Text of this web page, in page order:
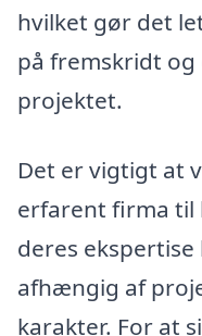
hvilket gør det
på fremskridt
projektet.
Det er vigtigt at
erfarent firma til
deres
afhængig af
karakter. For at